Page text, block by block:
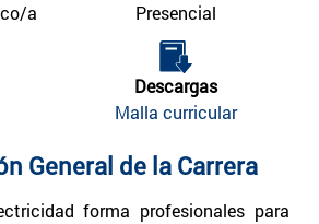
a
Presencial
Descargas
Malla curricular
General de la Carrera
forma profesionales para